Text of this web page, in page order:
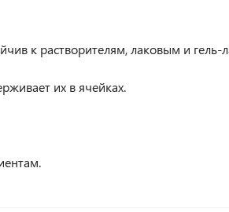
к растворителям, лаковым и гель-
их в ячейках.